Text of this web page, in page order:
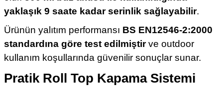
yaklaşık 9 saate kadar serinlik sağlayabilir.
Ürünün yalıtım performansı BS EN12546-2:2000
standardına göre test edilmiştirve outdoor
kullanım koşullarında güvenilir sonuçlar sunar.
Pratik Roll Top Kapama Sistemi